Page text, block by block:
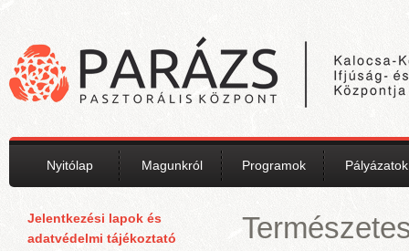
Nyitólap Magunkról Programok Pályázatok
Jelentkezési lapok és
adatvédelmi tájékoztató